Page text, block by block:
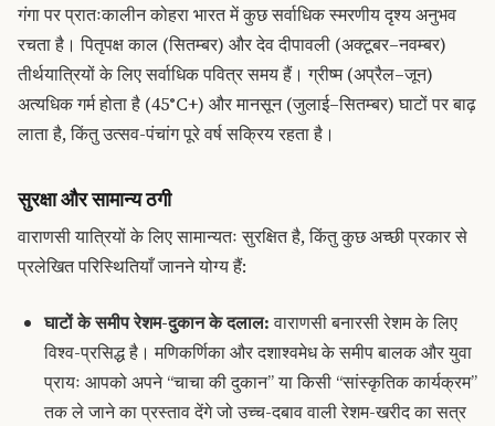
गंगा पर प्रातःकालीन कोहरा भारत में कुछ सर्वाधिक स्मरणीय दृश्य अनुभव
रचता है। पितृपक्ष काल (सितम्बर) और देव दीपावली (अक्टूबर–नवम्बर)
तीर्थयात्रियों के लिए सर्वाधिक पवित्र समय हैं। ग्रीष्म (अप्रैल–जून)
अत्यधिक गर्म होता है (45°C+) और मानसून (जुलाई–सितम्बर) घाटों पर बाढ़
लाता है, किंतु उत्सव-पंचांग पूरे वर्ष सक्रिय रहता है।
सुरक्षा और सामान्य ठगी
वाराणसी यात्रियों के लिए सामान्यतः सुरक्षित है, किंतु कुछ अच्छी प्रकार से
प्रलेखित परिस्थितियाँ जानने योग्य हैं:
घाटों के समीप रेशम-दुकान के दलाल:वाराणसी बनारसी रेशम के लिए
विश्व-प्रसिद्ध है। मणिकर्णिका और दशाश्वमेध के समीप बालक और युवा
प्रायः आपको अपने “चाचा की दुकान” या किसी “सांस्कृतिक कार्यक्रम”
तक ले जाने का प्रस्ताव देंगे जो उच्च-दबाव वाली रेशम-खरीद का सत्र